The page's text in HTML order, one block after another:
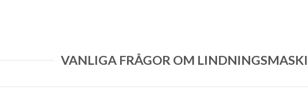
VANLIGA FRÅGOR OM